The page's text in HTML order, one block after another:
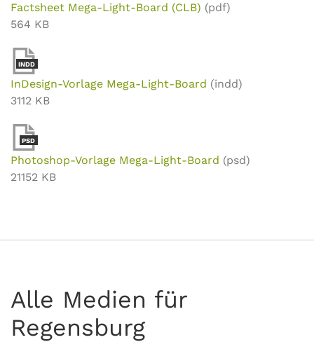
Factsheet Mega-Light-Board (CLB) (pdf)
564 KB
INDD
InDesign-Vorlage Mega-Light-Board (indd)
3112 KB
PSD
Photoshop-Vorlage Mega-Light-Board (psd)
21152 KB
Alle Medien für
Regensburg